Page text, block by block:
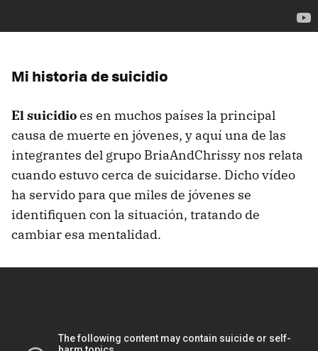
Mi historia de suicidio
El suicidioes en muchos países la principal
causa de muerte en jóvenes, y aquí una de las
integrantes del grupo BriaAndChrissy nos relata
cuando estuvo cerca de suicidarse. Dicho vídeo
ha servido para que miles de jóvenes se
identifiquen con la situación, tratando de
cambiar esa mentalidad.